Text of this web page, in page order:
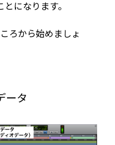
になります。
ろから始めましょ
ータ